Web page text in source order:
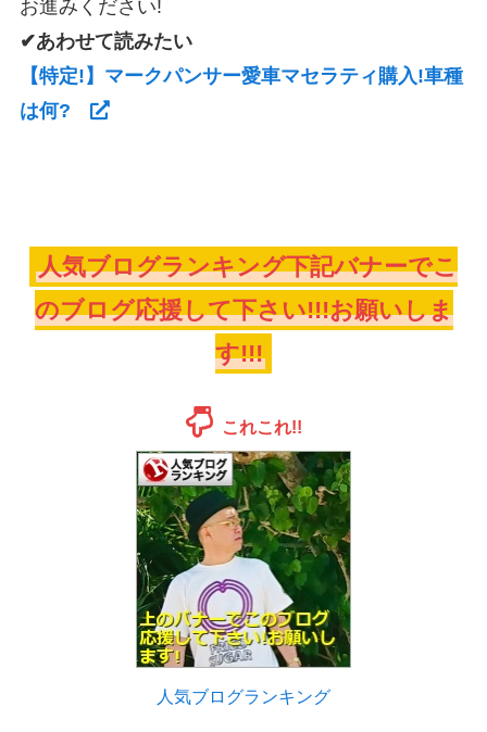
お進みください!
✔あわせて読みたい
【特定!】マークパンサー愛車マセラティ購入!車種
は何?
人気ブログランキング下記バナーでこ
のブログ応援して下さい!!!お願いしま
す!!!
これこれ!!
人気ブログランキング